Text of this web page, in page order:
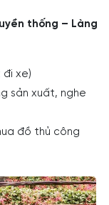
thống – Làng
đi xe)
sản xuất, nghe
đồ thủ công